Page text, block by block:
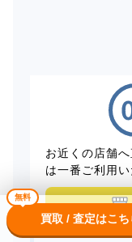
お近くの店舗
は一番ご利用
無料
買取 / 査定はこち